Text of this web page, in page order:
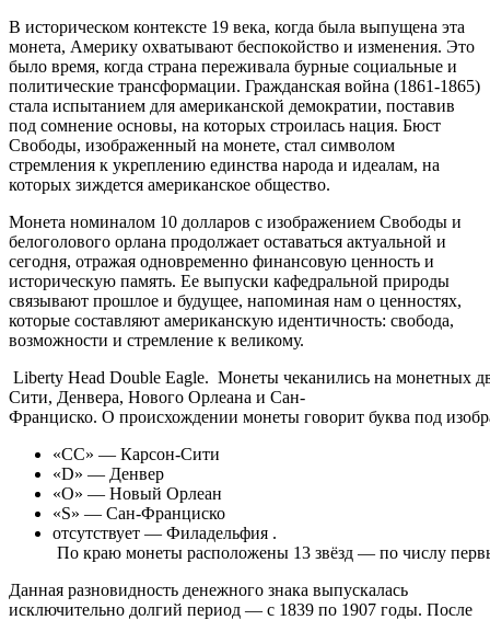
В историческом контексте 19 века, когда была выпущена эта
монета, Америку охватывают беспокойство и изменения. Это
было время, когда страна переживала бурные социальные и
политические трансформации. Гражданская война (1861-1865)
стала испытанием для американской демократии, поставив
под сомнение основы, на которых строилась нация. Бюст
Свободы, изображенный на монете, стал символом
стремления к укреплению единства народа и идеалам, на
которых зиждется американское общество.
Монета номиналом 10 долларов с изображением Свободы и
белоголового орлана продолжает оставаться актуальной и
сегодня, отражая одновременно финансовую ценность и
историческую память. Ее выпуски кафедральной природы
связывают прошлое и будущее, напоминая нам о ценностях,
которые составляют американскую идентичность: свобода,
возможности и стремление к великому.
Liberty Head Double Eagle. Монеты чеканились на монетных
Сити, Денвера, Нового Орлеана и Сан-
Франциско. О происхождении монеты говорит буква под
«CC» — Карсон-Сити
«D» — Денвер
«O» — Новый Орлеан
«S» — Сан-Франциско
отсутствует — Филадельфия .
По краю монеты расположены 13 звёзд — по числу
Данная разновидность денежного знака выпускалась
исключительно долгий период — с 1839 по 1907 годы. После